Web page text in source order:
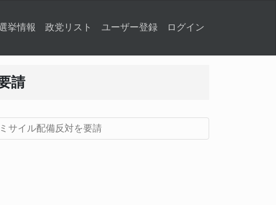
挙情報 政党リスト ユーザー登録 ログイン
請
サイル配備反対を要請